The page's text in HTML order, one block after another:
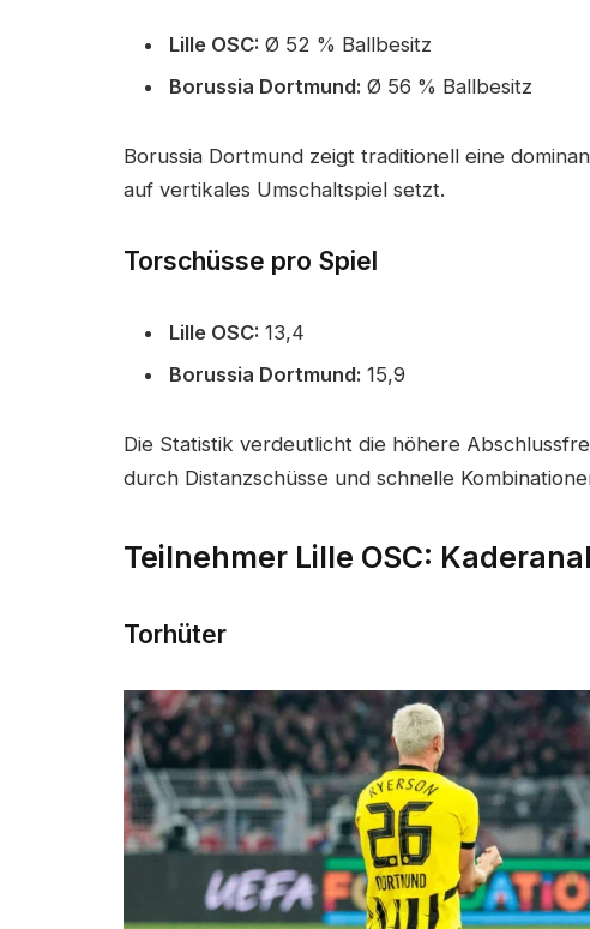
Lille OSC: Ø 52 % Ballbesitz
Borussia Dortmund: Ø 56 % Ballbesitz
Borussia Dortmund zeigt traditionell eine
auf vertikales Umschaltspiel setzt.
Torschüsse pro Spiel
Lille OSC: 13,4
Borussia Dortmund: 15,9
Die Statistik verdeutlicht die höhere
durch Distanzschüsse und schnelle
Teilnehmer Lille OSC:
Torhüter